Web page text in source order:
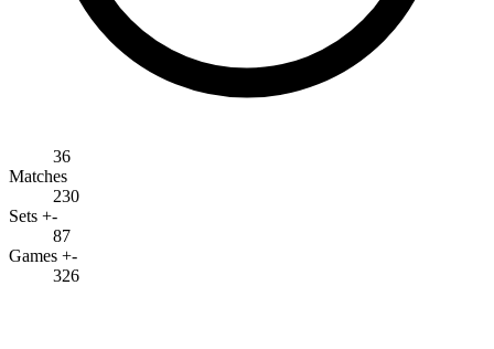
36
Matches
230
Sets +-
87
Games +-
326